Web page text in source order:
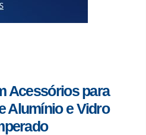
Acessórios para
Alumínio e Vidro